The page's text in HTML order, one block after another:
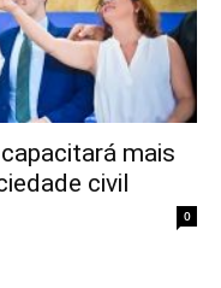
mais
civil
0